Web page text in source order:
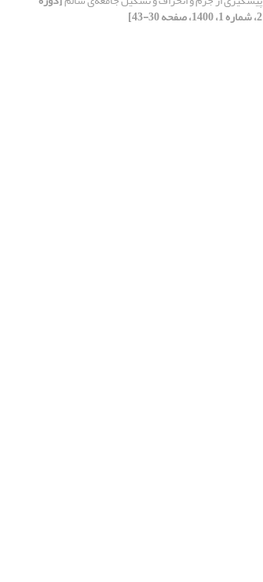
2، شماره 1، 1400، صفحه 30-43]